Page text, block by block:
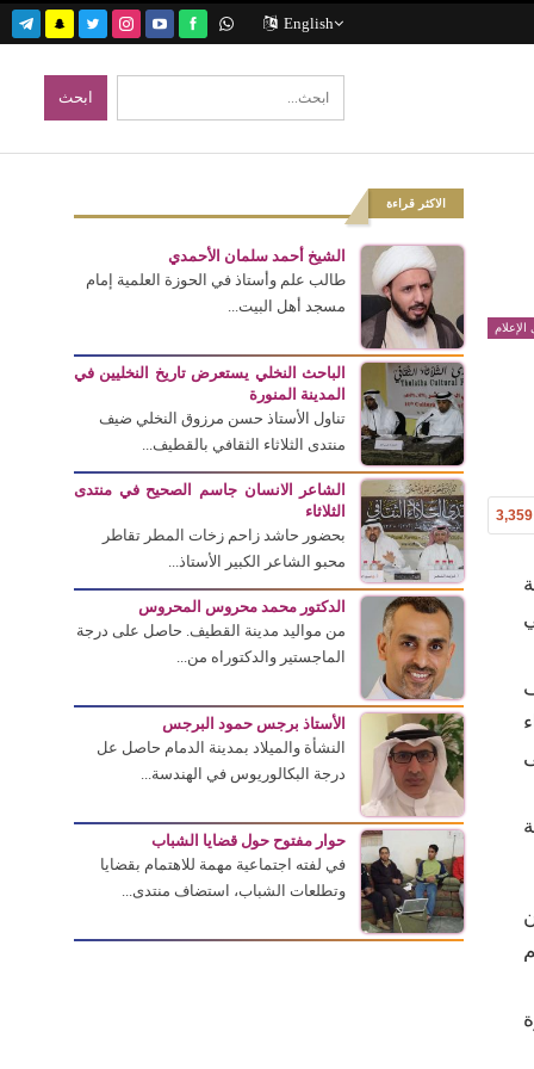
English
3,359
الاكثر قراءة
الشيخ أحمد سلمان الأحمدي
طالب علم وأستاذ في الحوزة العلمية إمام
مسجد أهل البيت...
الباحث النخلي يستعرض تاريخ النخليين في
المدينة المنورة
تناول الأستاذ حسن مرزوق النخلي ضيف
منتدى الثلاثاء الثقافي بالقطيف...
الشاعر الانسان جاسم الصحيح في منتدى
الثلاثاء
بحضور حاشد زاحم زخات المطر تقاطر
محبو الشاعر الكبير الأستاذ...
الدكتور محمد محروس المحروس
من مواليد مدينة القطيف. حاصل على درجة
الماجستير والدكتوراه من...
الأستاذ برجس حمود البرجس
النشأة والميلاد بمدينة الدمام حاصل عل
درجة البكالوريوس في الهندسة...
حوار مفتوح حول قضايا الشباب
في لفته اجتماعية مهمة للاهتمام بقضايا
وتطلعات الشباب، استضاف منتدى...